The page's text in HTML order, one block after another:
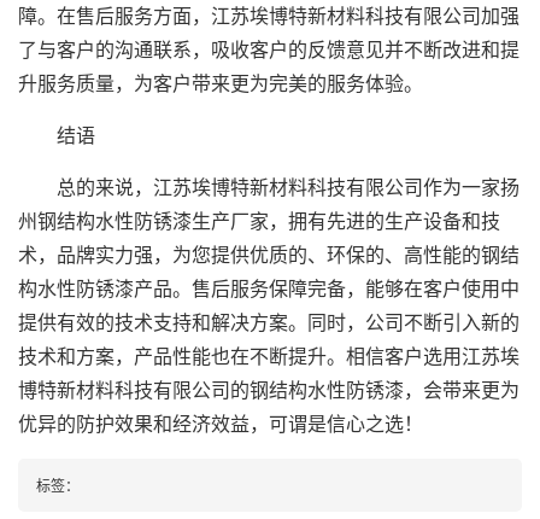
障。在售后服务方面，江苏埃博特新材料科技有限公司加强
了与客户的沟通联系，吸收客户的反馈意见并不断改进和提
升服务质量，为客户带来更为完美的服务体验。
结语
总的来说，江苏埃博特新材料科技有限公司作为一家扬
州钢结构水性防锈漆生产厂家，拥有先进的生产设备和技
术，品牌实力强，为您提供优质的、环保的、高性能的钢结
构水性防锈漆产品。售后服务保障完备，能够在客户使用中
提供有效的技术支持和解决方案。同时，公司不断引入新的
技术和方案，产品性能也在不断提升。相信客户选用江苏埃
博特新材料科技有限公司的钢结构水性防锈漆，会带来更为
优异的防护效果和经济效益，可谓是信心之选！
标签：